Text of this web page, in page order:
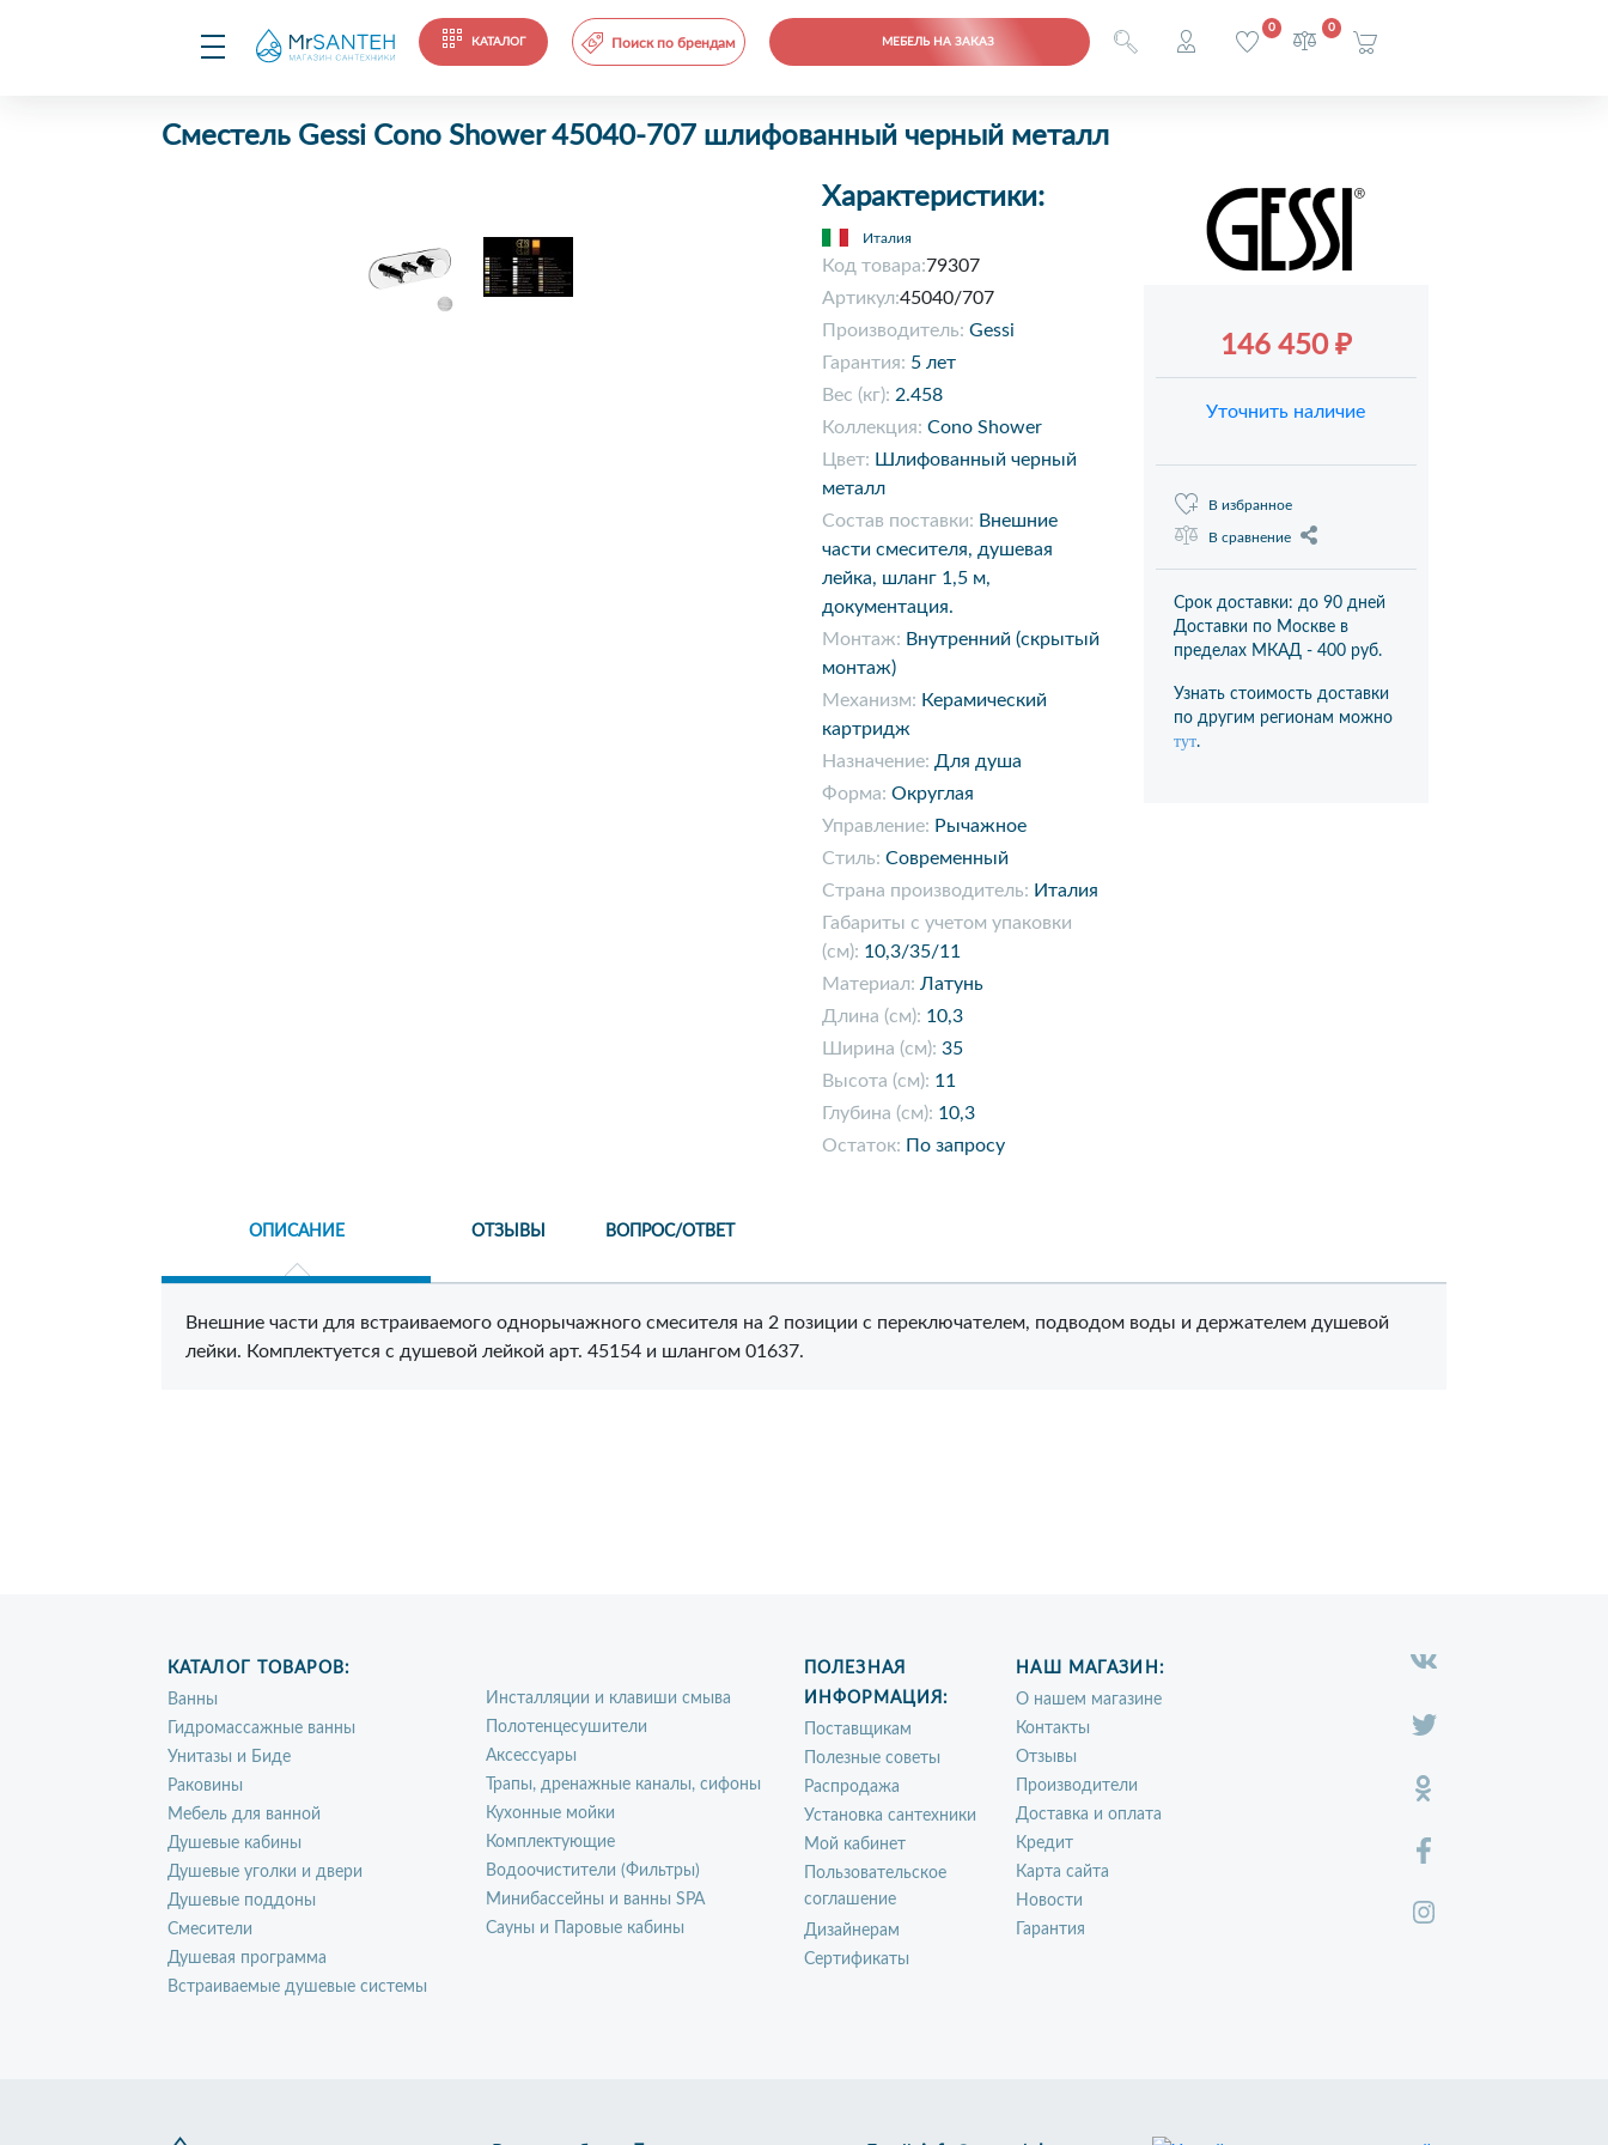
КАТАЛОГ Поиск по брендам МЕБЕЛЬ НА ЗАКАЗ
0 0
Сместель Gessi Cono Shower 45040-707 шлифованный черный металл
Характеристики:
Италия
Код товара:79307
Артикул:45040/707
Производитель: Gessi
Гарантия: 5 лет
Вес (кг): 2.458
Коллекция: Cono Shower
Цвет: Шлифованный черный
металл
Состав поставки: Внешние
части смесителя, душевая
лейка, шланг 1,5 м,
документация.
Монтаж: Внутренний (скрытый
монтаж)
Механизм: Керамический
картридж
Назначение: Для душа
Форма: Округлая
Управление: Рычажное
Стиль: Современный
Страна производитель: Италия
Габариты с учетом упаковки
(см): 10,3/35/11
Материал: Латунь
Длина (см): 10,3
Ширина (см): 35
Высота (см): 11
Глубина (см): 10,3
Остаток: По запросу
146 450 ₽
Уточнить наличие
В избранное
В сравнение
Срок доставки: до 90 дней
Доставки по Москве в
пределах МКАД - 400 руб.
Узнать стоимость доставки
по другим регионам можно
тут.
ОПИСАНИЕ ОТЗЫВЫ ВОПРОС/ОТВЕТ
Внешние части для встраиваемого однорычажного смесителя на 2 позиции с переключателем, подводом воды и держателем душевой
лейки. Комплектуется с душевой лейкой арт. 45154 и шлангом 01637.
КАТАЛОГ ТОВАРОВ:
Ванны
Гидромассажные ванны
Унитазы и Биде
Раковины
Мебель для ванной
Душевые кабины
Душевые уголки и двери
Душевые поддоны
Смесители
Душевая программа
Встраиваемые душевые системы
Инсталляции и клавиши смыва
Полотенцесушители
Аксессуары
Трапы, дренажные каналы, сифоны
Кухонные мойки
Комплектующие
Водоочистители (Фильтры)
Минибассейны и ванны SPA
Сауны и Паровые кабины
ПОЛЕЗНАЯ
ИНФОРМАЦИЯ:
Поставщикам
Полезные советы
Распродажа
Установка сантехники
Мой кабинет
Пользовательское
соглашение
Дизайнерам
Сертификаты
НАШ МАГАЗИН:
О нашем магазине
Контакты
Отзывы
Производители
Доставка и оплата
Кредит
Карта сайта
Новости
Гарантия